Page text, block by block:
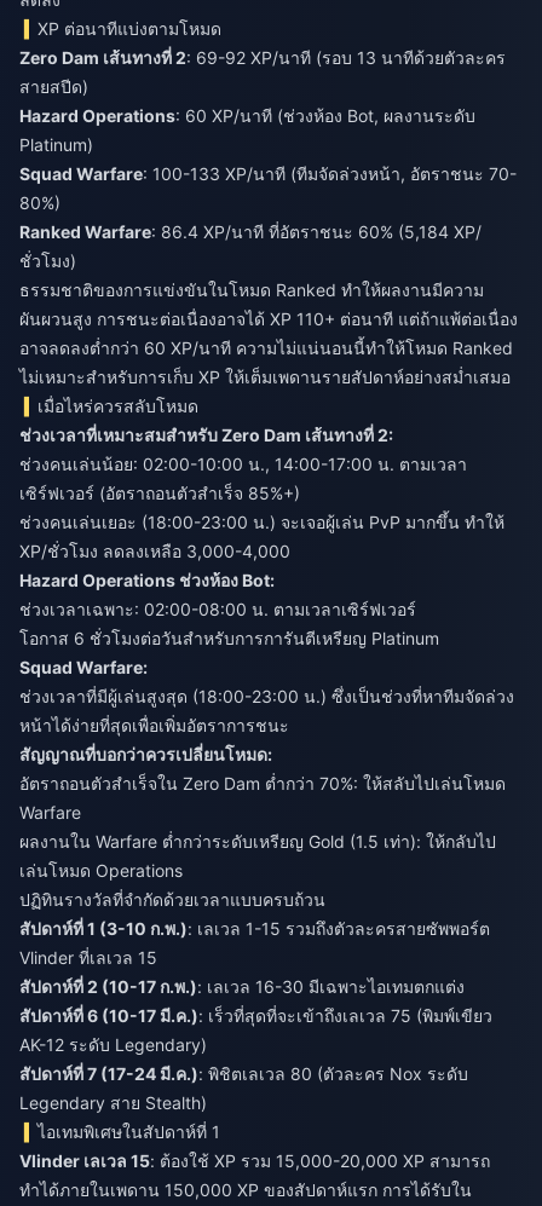
XP ต่อนาทีแบ่งตามโหมด
Zero Dam เส้นทางที่ 2: 69-92 XP/นาที (รอบ 13 นาทีด้วยตัวละคร
สายสปีด)
Hazard Operations: 60 XP/นาที (ช่วงห้อง Bot, ผลงานระดับ
Platinum)
Squad Warfare: 100-133 XP/นาที (ทีมจัดล่วงหน้า, อัตราชนะ 70-
80%)
Ranked Warfare: 86.4 XP/นาที ที่อัตราชนะ 60% (5,184 XP/
ชั่วโมง)
ธรรมชาติของการแข่งขันในโหมด Ranked ทำให้ผลงานมีความ
ผันผวนสูง การชนะต่อเนื่องอาจได้ XP 110+ ต่อนาที แต่ถ้าแพ้ต่อเนื่อง
อาจลดลงต่ำกว่า 60 XP/นาที ความไม่แน่นอนนี้ทำให้โหมด Ranked
ไม่เหมาะสำหรับการเก็บ XP ให้เต็มเพดานรายสัปดาห์อย่างสม่ำเสมอ
เมื่อไหร่ควรสลับโหมด
ช่วงเวลาที่เหมาะสมสำหรับ Zero Dam เส้นทางที่ 2:
ช่วงคนเล่นน้อย: 02:00-10:00 น., 14:00-17:00 น. ตามเวลา
เซิร์ฟเวอร์ (อัตราถอนตัวสำเร็จ 85%+)
ช่วงคนเล่นเยอะ (18:00-23:00 น.) จะเจอผู้เล่น PvP มากขึ้น ทำให้
XP/ชั่วโมง ลดลงเหลือ 3,000-4,000
Hazard Operations ช่วงห้อง Bot:
ช่วงเวลาเฉพาะ: 02:00-08:00 น. ตามเวลาเซิร์ฟเวอร์
โอกาส 6 ชั่วโมงต่อวันสำหรับการการันตีเหรียญ Platinum
Squad Warfare:
ช่วงเวลาที่มีผู้เล่นสูงสุด (18:00-23:00 น.) ซึ่งเป็นช่วงที่หาทีมจัดล่วง
หน้าได้ง่ายที่สุดเพื่อเพิ่มอัตราการชนะ
สัญญาณที่บอกว่าควรเปลี่ยนโหมด:
อัตราถอนตัวสำเร็จใน Zero Dam ต่ำกว่า 70%: ให้สลับไปเล่นโหมด
Warfare
ผลงานใน Warfare ต่ำกว่าระดับเหรียญ Gold (1.5 เท่า): ให้กลับไป
เล่นโหมด Operations
ปฏิทินรางวัลที่จำกัดด้วยเวลาแบบครบถ้วน
สัปดาห์ที่ 1 (3-10 ก.พ.): เลเวล 1-15 รวมถึงตัวละครสายซัพพอร์ต
สัปดาห์ที่ 2 (10-17 ก.พ.)
สัปดาห์ที่ 6 (10-17 มี.ค.): เร็วที่สุดที่จะเข้าถึงเลเวล 75 (พิมพ์เขียว
สัปดาห์ที่ 7 (17-24 มี.ค.): พิชิตเลเวล 80 (ตัวละคร Nox ระดับ
Legendary สาย Stealth)
ไอเทมพิเศษในสัปดาห์ที่ 1
Vlinder เลเวล 15: ต้องใช้ XP รวม 15,000-20,000 XP สามารถ
ทำได้ภายในเพดาน 150,000 XP ของสัปดาห์แรก การได้รับใน